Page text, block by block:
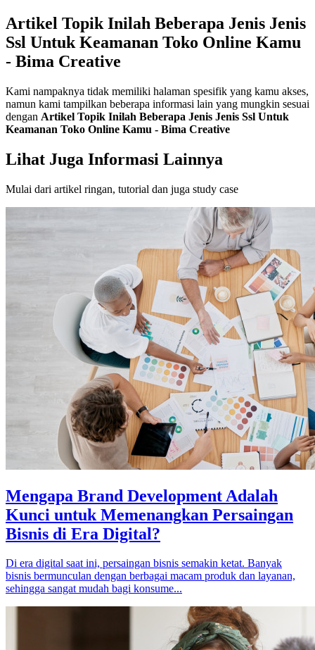
Artikel Topik Inilah Beberapa Jenis Jenis
Ssl Untuk Keamanan Toko Online Kamu
- Bima Creative
Kami nampaknya tidak memiliki halaman spesifik yang kamu akses,
namun kami tampilkan beberapa informasi lain yang mungkin sesuai
dengan Artikel Topik Inilah Beberapa Jenis Jenis Ssl Untuk
Keamanan Toko Online Kamu - Bima Creative
Lihat Juga Informasi Lainnya
Mulai dari artikel ringan, tutorial dan juga study case
Mengapa Brand Development Adalah
Kunci untuk Memenangkan Persaingan
Bisnis di Era Digital?
Di era digital saat ini, persaingan bisnis semakin ketat. Banyak
bisnis bermunculan dengan berbagai macam produk dan layanan,
sehingga sangat mudah bagi konsume...